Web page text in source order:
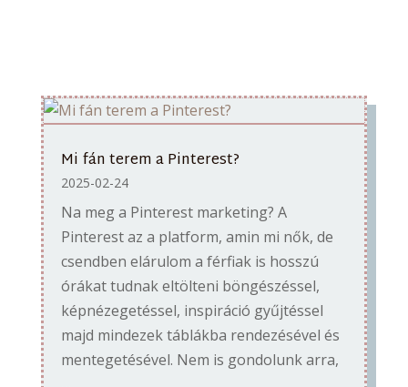
Mi fán terem a Pinterest?
2025-02-24
Na meg a Pinterest marketing? A
Pinterest az a platform, amin mi nők, de
csendben elárulom a férfiak is hosszú
órákat tudnak eltölteni böngészéssel,
képnézegetéssel, inspiráció gyűjtéssel
majd mindezek táblákba rendezésével és
mentegetésével. Nem is gondolunk arra,